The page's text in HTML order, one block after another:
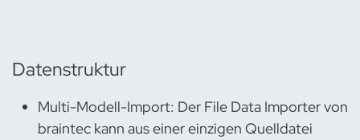
Datenstruktur
Multi-Modell-Import: Der File Data Importer von
braintec kann aus einer einzigen Quelldatei